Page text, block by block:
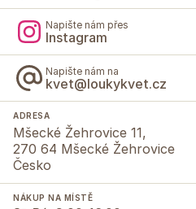
Napište nám přes
Instagram
Napište nám na
kvet@loukykvet.cz
ADRESA
Mšecké Žehrovice 11,
270 64 Mšecké Žehrovice
Česko
NÁKUP NA MÍSTĚ